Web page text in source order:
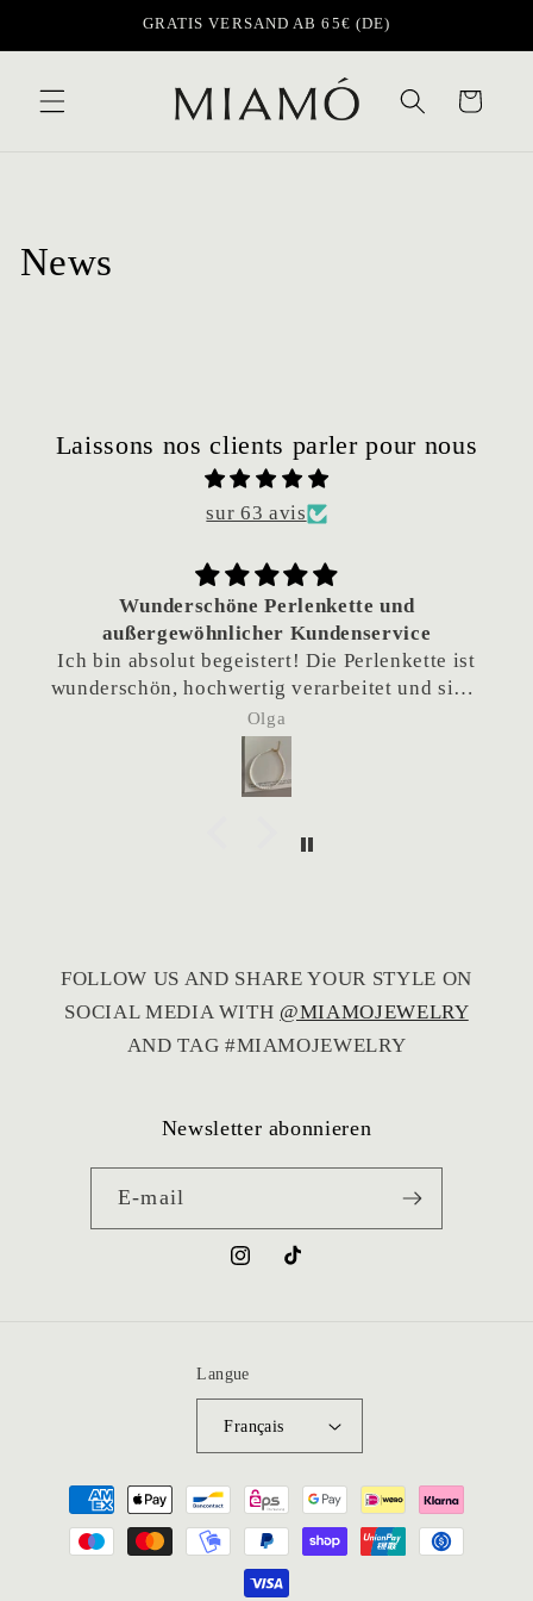
au
GRATIS VERSAND AB 65€ (DE)
Panier
News
Laissons nos clients parler pour nous
sur 63 avis
Wunderschöne Perlenkette und
außergewöhnlicher Kundenservice
Ich bin absolut begeistert! Die Perlenkette ist
wunderschön, hochwertig verarbeitet und sieht
einfach traumhaft aus.
Besonders hervorheben möchte ich den
hervorragenden Kundenservice. Da die Kette
als Geschenk gedacht war und das Team sich
nachgefragt, ob eine frühere Lieferung
sehr gefreut.
Vielen Dank für den großartigen Service – ich
kann den Shop von Herzen weiterempfehlen!
Olga
FOLLOW US AND SHARE YOUR STYLE ON
SOCIAL MEDIA WITH @MIAMOJEWELRY
AND TAG #MIAMOJEWELRY
Newsletter abonnieren
E-mail
InstagramTikTok
Langue
Français
Moyens
paiement